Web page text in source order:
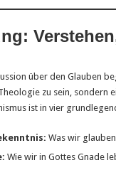
über den Glauben
zu sein, sondern
ist in vier
Was wir
Wie wir in Gottes Gnade